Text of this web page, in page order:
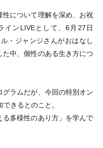
について理解を深め、お祝
インLIVEとして、6月27日
・ ジャンジさんがおはなし
中、個性のある生き方につ
ラムだが、今回の特別オン
きるとのこと。
る多様性のあり方」 を学んで